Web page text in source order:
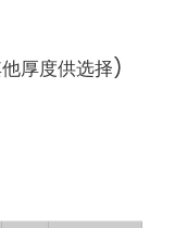
厚度供选择)